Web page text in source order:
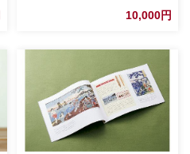
紙 常備品 まとめ買い 備蓄 防災
ストック 熊本県 甲佐町【ZC】
10,000円